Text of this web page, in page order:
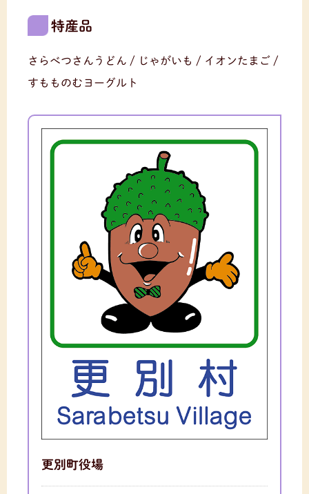
特産品
さらべつさんうどん / じゃがいも / イオンたまご /
すもものむヨーグルト
更別町役場